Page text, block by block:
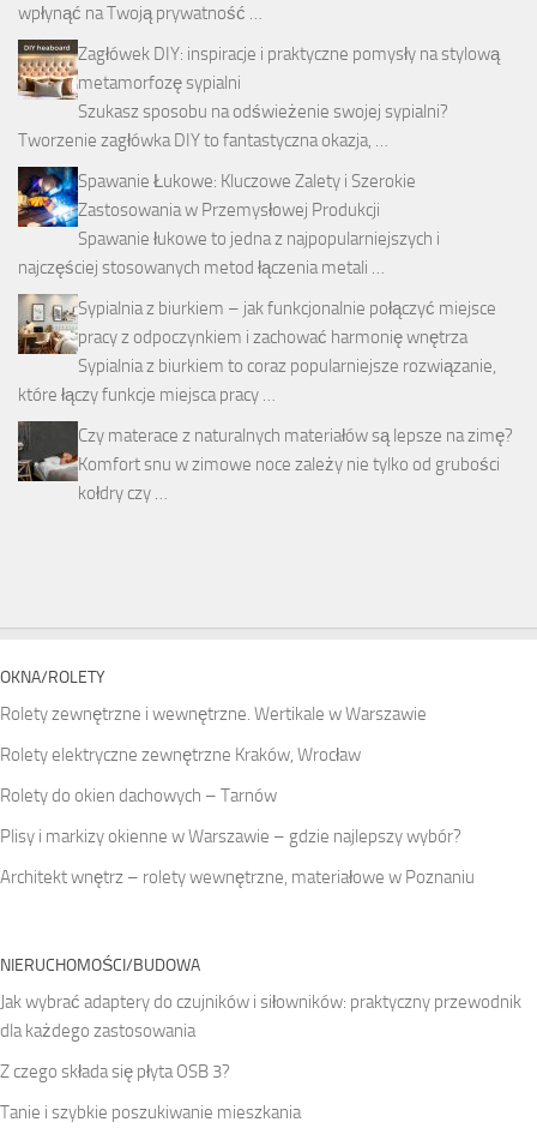
wpłynąć na Twoją prywatność …
Zagłówek DIY: inspiracje i praktyczne pomysły na stylową
metamorfozę sypialni
Szukasz sposobu na odświeżenie swojej sypialni?
Tworzenie zagłówka DIY to fantastyczna okazja, …
Spawanie Łukowe: Kluczowe Zalety i Szerokie
Zastosowania w Przemysłowej Produkcji
Spawanie łukowe to jedna z najpopularniejszych i
najczęściej stosowanych metod łączenia metali …
Sypialnia z biurkiem – jak funkcjonalnie połączyć miejsce
pracy z odpoczynkiem i zachować harmonię wnętrza
Sypialnia z biurkiem to coraz popularniejsze rozwiązanie,
które łączy funkcje miejsca pracy …
Czy materace z naturalnych materiałów są lepsze na zimę?
Komfort snu w zimowe noce zależy nie tylko od grubości
kołdry czy …
OKNA/ROLETY
Rolety zewnętrzne i wewnętrzne. Wertikale w Warszawie
Rolety elektryczne zewnętrzne Kraków, Wrocław
Rolety do okien dachowych – Tarnów
Plisy i markizy okienne w Warszawie – gdzie najlepszy wybór?
Architekt wnętrz – rolety wewnętrzne, materiałowe w Poznaniu
NIERUCHOMOŚCI/BUDOWA
Jak wybrać adaptery do czujników i siłowników: praktyczny przewodnik
dla każdego zastosowania
Z czego składa się płyta OSB 3?
Tanie i szybkie poszukiwanie mieszkania